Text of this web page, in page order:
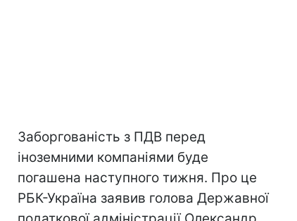
Заборгованість з ПДВ перед
іноземними компаніями буде
погашена наступного тижня. Про це
РБК-Україна заявив голова Державної